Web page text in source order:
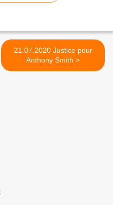
21.07.2020 Justice pour
Anthony Smith >